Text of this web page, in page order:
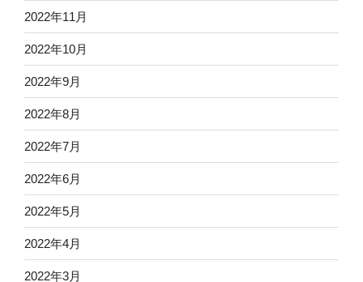
2022年11月
2022年10月
2022年9月
2022年8月
2022年7月
2022年6月
2022年5月
2022年4月
2022年3月